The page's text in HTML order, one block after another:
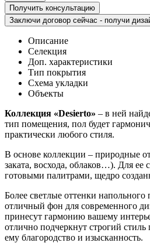
Получить консультацию
Заключи договор сейчас - получи
Описание
Селекция
Доп. характеристики
Тип покрытия
Схема укладки
Объекты
Коллекция «Desierto» – в ней
тип помещения, пол будет
практически любого стиля.
В основе коллекции – природные
заката, восхода, облаков…). Для ее
готовыми палитрами, щедро
Более светлые оттенки напольного
отличный фон для современного
принесут гармонию вашему
отлично подчеркнут строгий
ему благородство и изысканность.